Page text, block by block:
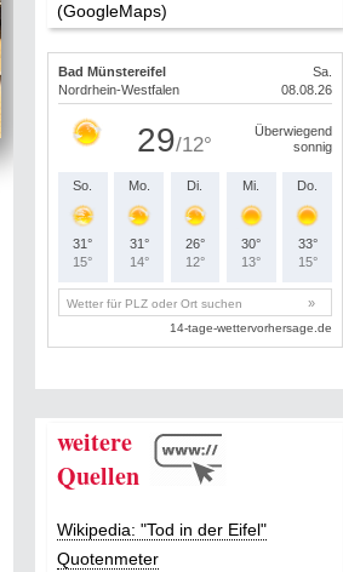
(GoogleMaps)
weitere
Quellen
Wikipedia: "Tod in der Eifel"
Quotenmeter